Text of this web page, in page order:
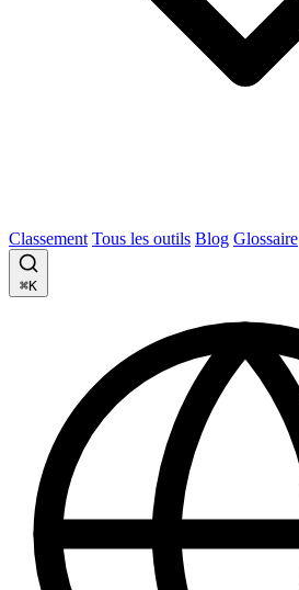
Classement Tous les outils Blog Glossaire
⌘K